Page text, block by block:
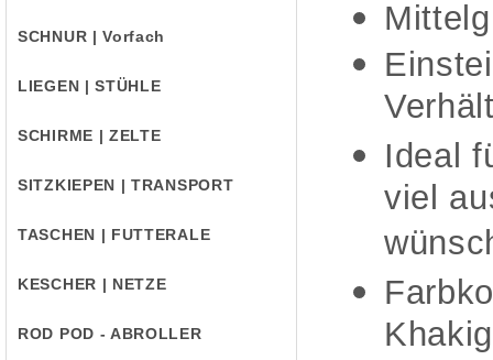
SCHNUR | Vorfach
LIEGEN | STÜHLE
SCHIRME | ZELTE
SITZKIEPEN | TRANSPORT
TASCHEN | FUTTERALE
KESCHER | NETZE
ROD POD - ABROLLER
Ideal
viel